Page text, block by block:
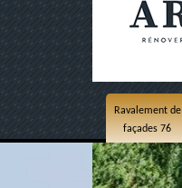
Ravalement de
façades 76